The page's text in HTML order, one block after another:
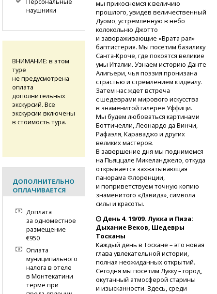
мы прикоснемся к величию
прошлого, увидев величественный
Дуомо, устремленную в небо
колокольню Джотто
и завораживающие «Врата рая»
баптистерия. Мы посетим базилику
Санта-Кроче,где покоятся великие
умы Италии. Узнаем историю Данте
Алигьери, чья поэзия пронизана
страстью и стремлением к идеалу.
Затем нас ждет встреча
с шедеврами мирового искусства
в знаменитой галерее Уффици.
Мы будем любоваться картинами
Боттичелли, Леонардо да Винчи,
Рафаэля, Караваджо и других
великих мастеров.
В завершение дня мы поднимемся
на Пьяццале Микеланджело, откуда
открывается захватывающая
панорама Флоренции,
и поприветствуем точную копию
знаменитого «Давида», символа
силы и красоты.
День 4. 19/09. Лукка и Пиза:
Дыхание Веков, Шедевры
Тосканы
Каждый день в Тоскане – это новая
глава увлекательной истории,
полная неожиданных открытий.
Сегодня мы посетим Лукку – город,
окутанный атмосферой старины
и изысканности. Здесь, среди
наушники
ВНИМАНИЕ: в этом
туре
не предусмотрена
оплата
дополнительных
экскурсий. Все
экскурсии включены
в стоимость тура.
ДОПОЛНИТЕЛЬНО
ОПЛАЧИВАЕТСЯ
Доплата
за одноместное
размещение
€950
Оплата
муниципального
налога в отеле
в Монтекатини
терме при